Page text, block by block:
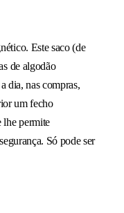
Este saco (de
de algodão
dia, nas compras,
um fecho
lhe permite
Só pode ser